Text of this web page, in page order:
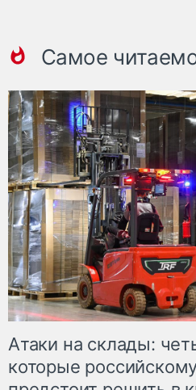
Самое
Атаки на склады:
которые